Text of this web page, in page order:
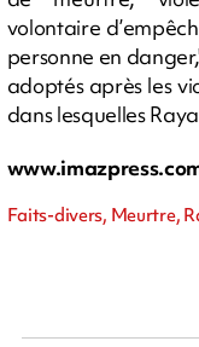
volontaire
personne en
adoptés après les
dans lesquelles
Faits-divers, Meurtre,